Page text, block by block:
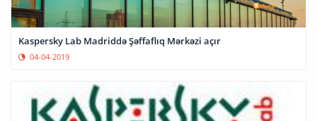
Kaspersky Lab Madriddə Şəffaflıq Mərkəzi açır
04-04-2019